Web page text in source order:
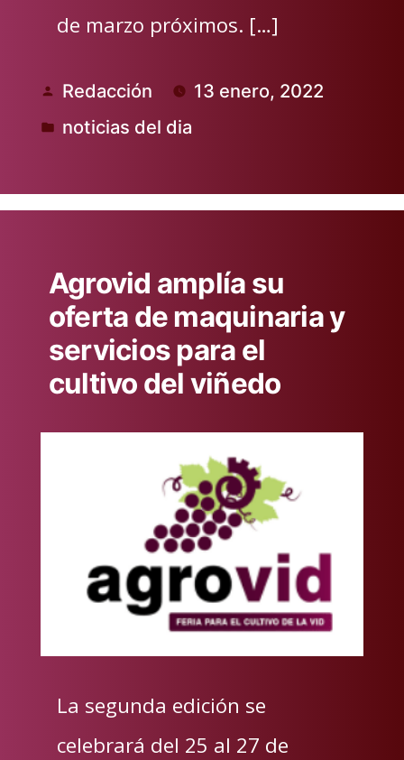
de marzo próximos. […]
Publicado
por
Redacción 13 enero, 2022
Publicado
noticias del dia
Agrovid amplía su
oferta de maquinaria y
servicios para el
cultivo del viñedo
La segunda edición se
celebrará del 25 al 27 de